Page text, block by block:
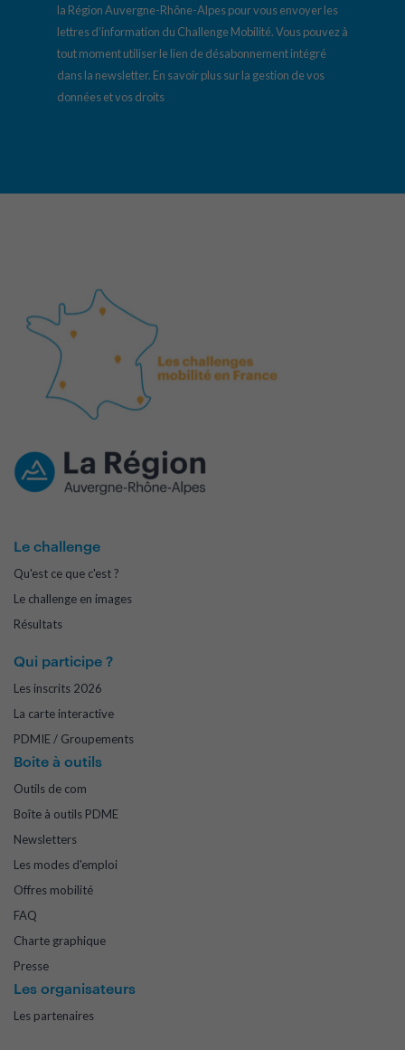
la Région Auvergne-Rhône-Alpes pour vous envoyer les
lettres d’information du Challenge Mobilité. Vous pouvez à
tout moment utiliser le lien de désabonnement intégré
dans la newsletter. En savoir plus sur la gestion de vos
données et vos droits
Le challenge
Qu'est ce que c'est ?
Le challenge en images
Résultats
Qui participe ?
Les inscrits 2026
La carte interactive
PDMIE / Groupements
Boite à outils
Outils de com
Boîte à outils PDME
Newsletters
Les modes d'emploi
Offres mobilité
FAQ
Charte graphique
Presse
Les organisateurs
Les partenaires